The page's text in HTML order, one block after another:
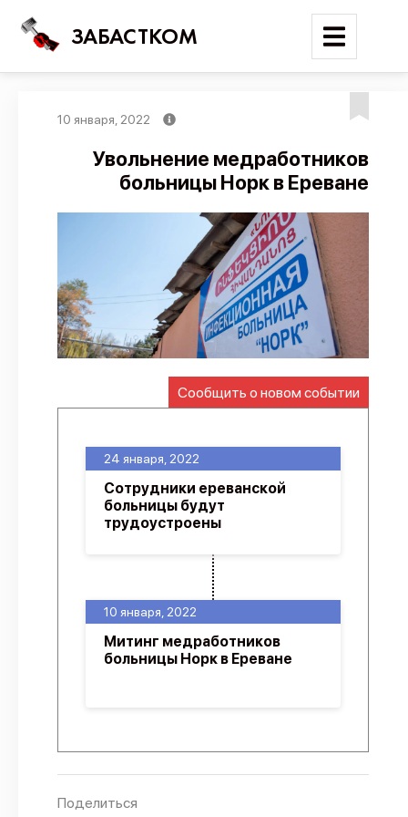
ЗАБАСТКОМ
Поиск
Новости
Карта событий
Трудовые конфликты
Отчеты
Предложить публикацию
API
Политика конфиденциальности
10 января, 2022
Увольнение медработников
больницы Норк в Ереване
Сообщить о новом событии
10 января, 2022
Митинг медработников
больницы Норк в Ереване
24 января, 2022
Сотрудники ереванской
больницы будут
трудоустроены
Поделиться